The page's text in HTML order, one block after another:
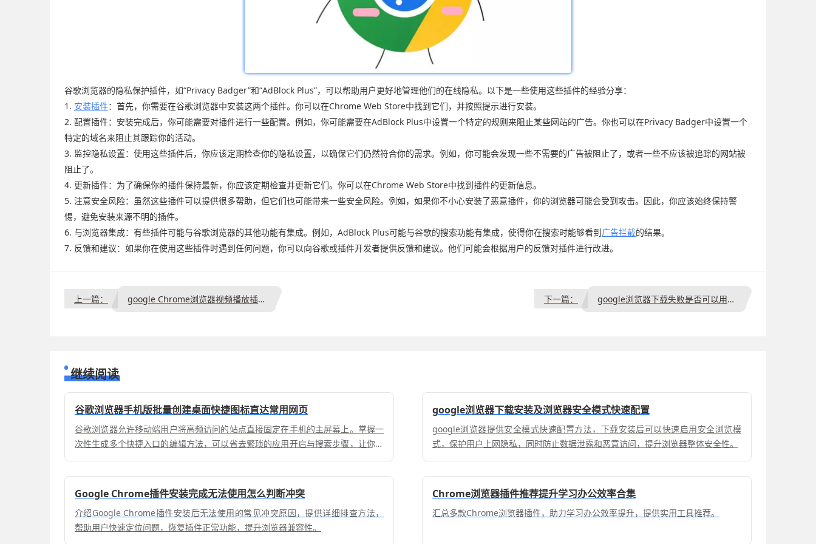
谷歌浏览器的隐私保护插件，如“Privacy Badger”和“AdBlock Plus”，可以帮助用户更好地管理他们的在线隐私。以下是一些使用这些插件的经验分享：
1. 安装插件：首先，你需要在谷歌浏览器中安装这两个插件。你可以在Chrome Web Store中找到它们，并按照提示进行安装。
2. 配置插件：安装完成后，你可能需要对插件进行一些配置。例如，你可能需要在AdBlock Plus中设置一个特定的规则来阻止某些网站的广告。你也可以在Privacy Badger中设置一个
特定的域名来阻止其跟踪你的活动。
3. 监控隐私设置：使用这些插件后，你应该定期检查你的隐私设置，以确保它们仍然符合你的需求。例如，你可能会发现一些不需要的广告被阻止了，或者一些不应该被追踪的网站被
阻止了。
4. 更新插件：为了确保你的插件保持最新，你应该定期检查并更新它们。你可以在Chrome Web Store中找到插件的更新信息。
5. 注意安全风险：虽然这些插件可以提供很多帮助，但它们也可能带来一些安全风险。例如，如果你不小心安装了恶意插件，你的浏览器可能会受到攻击。因此，你应该始终保持警
惕，避免安装来源不明的插件。
6. 与浏览器集成：有些插件可能与谷歌浏览器的其他功能有集成。例如，AdBlock Plus可能与谷歌的搜索功能有集成，使得你在搜索时能够看到广告拦截的结果。
7. 反馈和建议：如果你在使用这些插件时遇到任何问题，你可以向谷歌或插件开发者提供反馈和建议。他们可能会根据用户的反馈对插件进行改进。
上一篇： google Chrome浏览器视频播放插件组合效率优化技巧 下一篇： google浏览器下载失败是否可以用命令行安装方式
继续阅读
谷歌浏览器手机版批量创建桌面快捷图标直达常用网页
谷歌浏览器允许移动端用户将高频访问的站点直接固定在手机的主屏幕上。掌握一
次性生成多个快捷入口的编辑方法，可以省去繁琐的应用开启与搜索步骤，让你在
日常办公或追剧时实现一键跳转，极大地提升了信息获取效率。
google浏览器下载安装及浏览器安全模式快速配置
google浏览器提供安全模式快速配置方法，下载安装后可以快速启用安全浏览模
式，保护用户上网隐私，同时防止数据泄露和恶意访问，提升浏览器整体安全性。
Google Chrome插件安装完成无法使用怎么判断冲突
介绍Google Chrome插件安装后无法使用的常见冲突原因，提供详细排查方法，
帮助用户快速定位问题，恢复插件正常功能，提升浏览器兼容性。
Chrome浏览器插件推荐提升学习办公效率合集
汇总多款Chrome浏览器插件，助力学习办公效率提升，提供实用工具推荐。